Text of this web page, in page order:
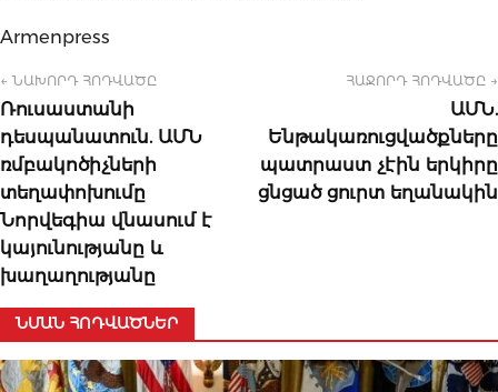
Armenpress
← ՆԱԽՈՐԴ ՀՈԴՎԱԾԸ
Ռուսաստանի
դեսպանատուն. ԱՄՆ
ռմբակոծիչների
տեղափոխումը
Նորվեգիա վնասում է
կայունությանը և
խաղաղությանը
ՀԱՋՈՐԴ ՀՈԴՎԱԾԸ →
ԱՄՆ.
Ենթակառուցվածքները
պատրաստ չէին երկիրը
ցնցած ցուրտ եղանակին
ՆՄԱՆ ՀՈԴՎԱԾՆԵՐ